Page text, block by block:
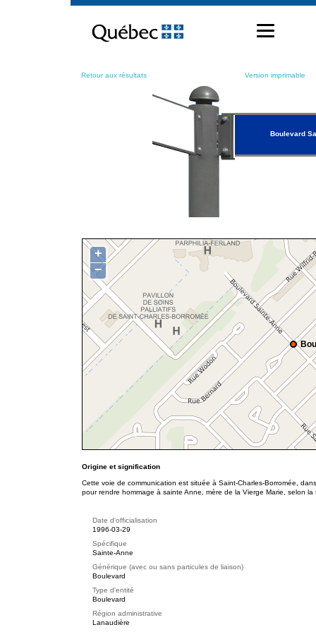
contenu
Retour aux résultats Version imprimable
Boulevard
+
−
Origine et signification
Cette voie de communication est située à Saint-Charles-Borromée,
pour rendre hommage à sainte Anne, mère de la Vierge Marie, selon
Date d'officialisation
1996-03-29
Spécifique
Sainte-Anne
Générique (avec ou sans particules de liaison)
Boulevard
Type d'entité
Boulevard
Région administrative
Lanaudière